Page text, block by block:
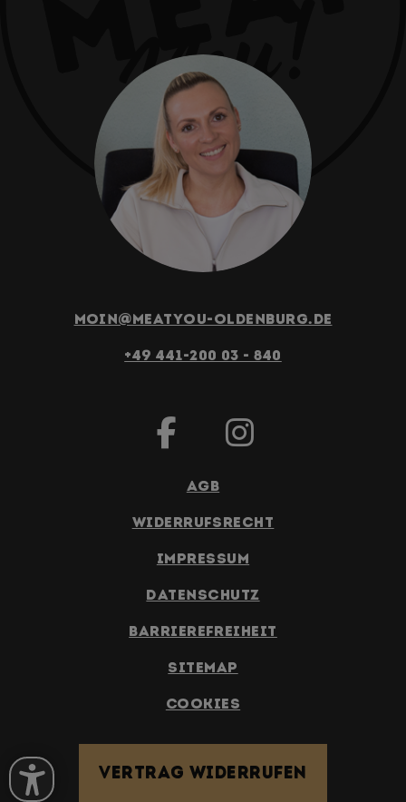
moin@meatyou-oldenburg.de
+49 441-200 03 - 840
AGB
Widerrufsrecht
Impressum
Datenschutz
Barrierefreiheit
Sitemap
Cookies
Vertrag widerrufen